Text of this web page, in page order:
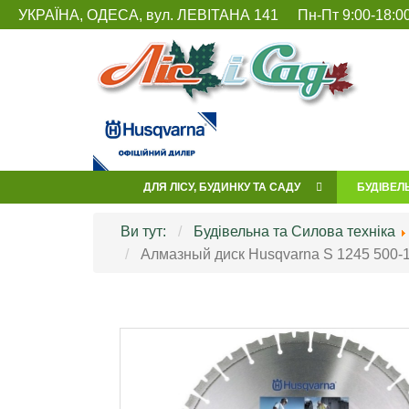
УКРАЇНА, ОДЕСА, вул. ЛЕВІТАНА 141 Пн-Пт 9:00-
ДЛЯ ЛІСУ, БУДИНКУ ТА САДУ
Ви тут: Будівельна та Силова техніка
Алмазный диск Husqvarna S 1245 500-